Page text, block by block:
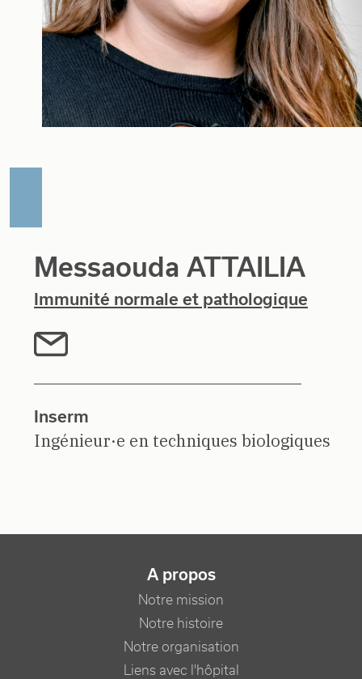
Messaouda ATTAILIA
Immunité normale et pathologique
Inserm
Ingénieur·e en techniques biologiques
NAVIGATION PRINCIPALE
A propos
Notre mission
Notre histoire
Notre organisation
Liens avec l'hôpital